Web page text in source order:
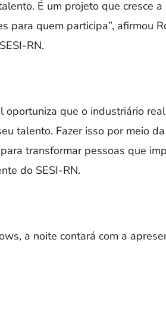
É um projeto que cresce
para quem participa”, afirmou
RN.
oportuniza que o industriário
talento. Fazer isso por meio
transformar pessoas que
do SESI-RN.
a noite contará com a